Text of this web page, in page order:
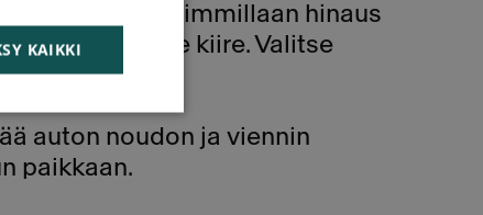
päiville. Edullisimmillaan hinaus
sinulla ei ole kiire. Valitse
sisällä.
auton noudon ja viennin
paikkaan.
KAIKKI